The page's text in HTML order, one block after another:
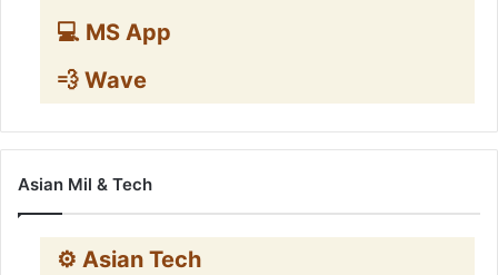
💻 MS App
💨 Wave
Asian Mil & Tech
⚙️ Asian Tech